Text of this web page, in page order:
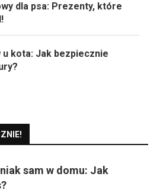
dla psa: Prezenty, które
u kota: Jak bezpiecznie
sam w domu: Jak